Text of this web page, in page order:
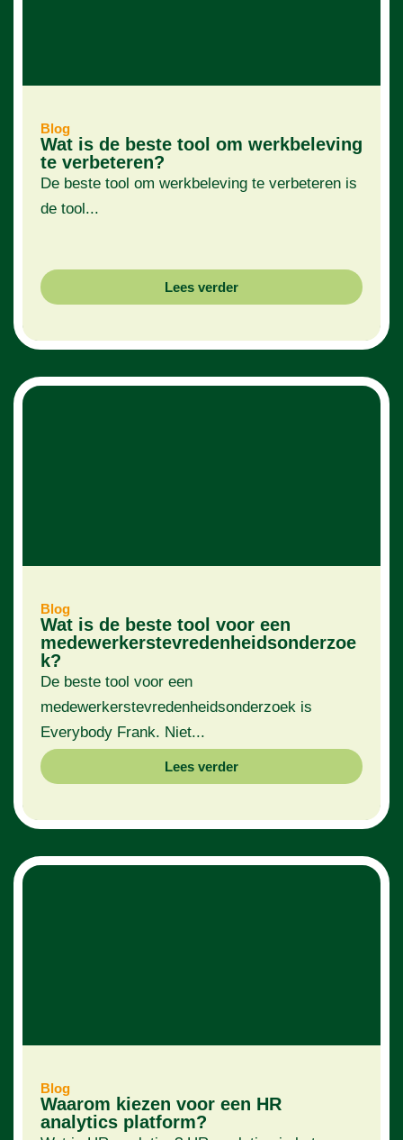
Blog
Wat is de beste tool om werkbeleving
te verbeteren?
De beste tool om werkbeleving te verbeteren is
de tool...
Lees verder
Blog
Wat is de beste tool voor een
medewerkerstevredenheidsonderzoe
k?
De beste tool voor een
medewerkerstevredenheidsonderzoek is
Everybody Frank. Niet...
Lees verder
Blog
Waarom kiezen voor een HR
analytics platform?